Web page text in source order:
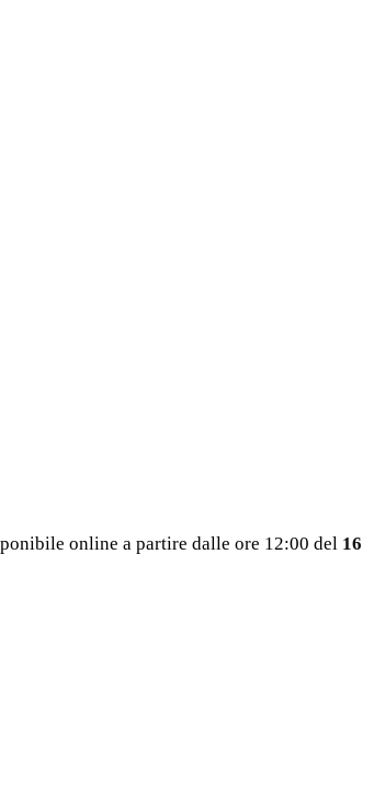
online a partire dalle ore 12:00 del 16